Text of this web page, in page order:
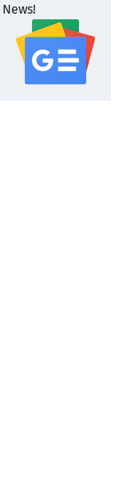
serwisu